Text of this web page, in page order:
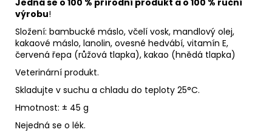
výrobu!
Složení: bambucké máslo, včelí vosk, mandlový olej,
kakaové máslo, lanolin, ovesné hedvábí, vitamín E,
červená řepa (růžová tlapka), kakao (hnědá tlapka)
Veterinární produkt.
Skladujte v suchu a chladu do teploty 25°C.
Hmotnost: ± 45 g
Nejedná se o lék.